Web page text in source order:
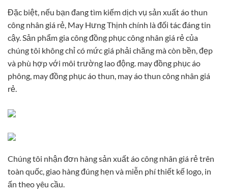
Đặc biệt, nếu bạn đang tìm kiếm dịch vụ sản xuất áo thun
công nhân giá rẻ, May Hưng Thịnh chính là đối tác đáng tin
cậy. Sản phẩm gia công đồng phục công nhân giá rẻ của
chúng tôi không chỉ có mức giá phải chăng mà còn bền, đẹp
và phù hợp với môi trường lao động. may đồng phục áo
phông, may đồng phục áo thun, may áo thun công nhân giá
rẻ.
Chúng tôi nhận đơn hàng sản xuất áo công nhân giá rẻ trên
toàn quốc, giao hàng đúng hẹn và miễn phí thiết kế logo, in
ấn theo yêu cầu.